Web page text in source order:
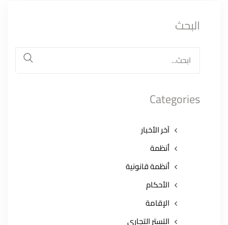
البحث
عن:
Categories
آخر الأخبار
أنظمة
أنظمة قانونية
الأحكام
الإقامة
التستر التجاري